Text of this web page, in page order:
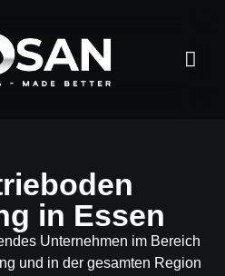
in Essen
Unternehmen im Bereich
und in der gesamten Region